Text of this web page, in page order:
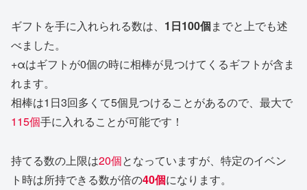
ギフトを手に入れられる数は、 1日100個までと上でも述
べました。
+αはギフトが0個の時に相棒が見つけてくるギフトが含ま
れます。
相棒は1日3回多くて5個見つけることがあるので、最大で
115個手に入れることが可能です！
持てる数の上限は20個となっていますが、特定のイベン
ト時は所持できる数が倍の40個になります。